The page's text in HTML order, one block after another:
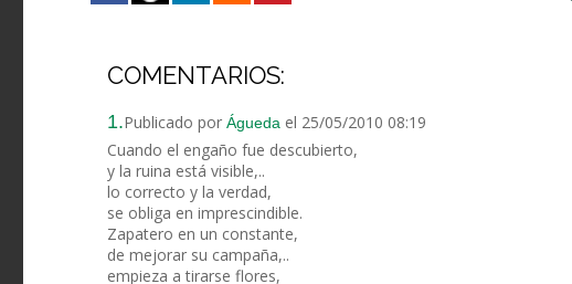
COMENTARIOS:
1.Publicado por Águeda el 25/05/2010 08:19
Cuando el engaño fue descubierto,
y la ruina está visible,..
lo correcto y la verdad,
se obliga en imprescindible.
Zapatero en un constante,
de mejorar su campaña,..
empieza a tirarse flores,